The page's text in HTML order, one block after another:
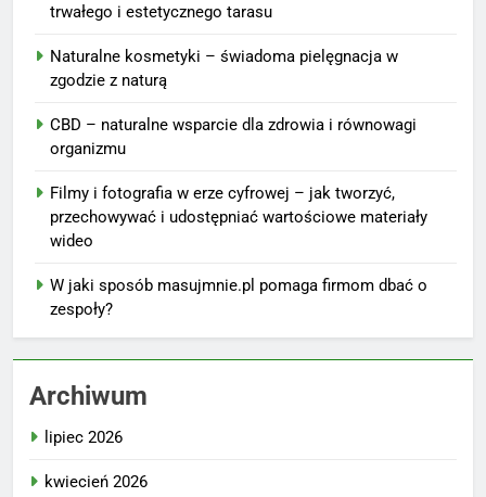
trwałego i estetycznego tarasu
Naturalne kosmetyki – świadoma pielęgnacja w
zgodzie z naturą
CBD – naturalne wsparcie dla zdrowia i równowagi
organizmu
Filmy i fotografia w erze cyfrowej – jak tworzyć,
przechowywać i udostępniać wartościowe materiały
wideo
W jaki sposób masujmnie.pl pomaga firmom dbać o
zespoły?
Archiwum
lipiec 2026
kwiecień 2026